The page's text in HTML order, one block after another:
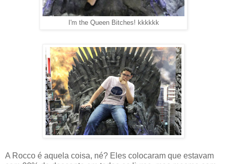
I'm the Queen Bitches! kkkkkk
A Rocco é aquela coisa, né? Eles colocaram que estavam